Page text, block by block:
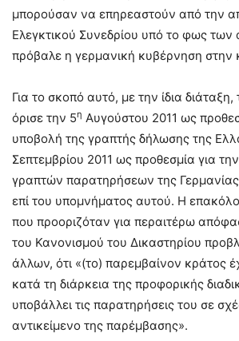
μπορούσαν να επηρεαστούν από την
Ελεγκτικού Συνεδρίου υπό το φως των
πρόβαλε η γερμανική κυβέρνηση στην
Για το σκοπό αυτό, με την ίδια διάταξη,
όρισε την 5η Αυγούστου 2011 ως
υποβολή της γραπτής δήλωσης της
Σεπτεμβρίου 2011 ως προθεσμία για
γραπτών παρατηρήσεων της Γερμανίας
επί του υπομνήματος αυτού. Η
που προοριζόταν για περαιτέρω
του Κανονισμού του Δικαστηρίου
άλλων, ότι «(το) παρεμβαίνον κράτος
κατά τη διάρκεια της προφορικής
υποβάλλει τις παρατηρήσεις του σε
αντικείμενο της παρέμβασης».